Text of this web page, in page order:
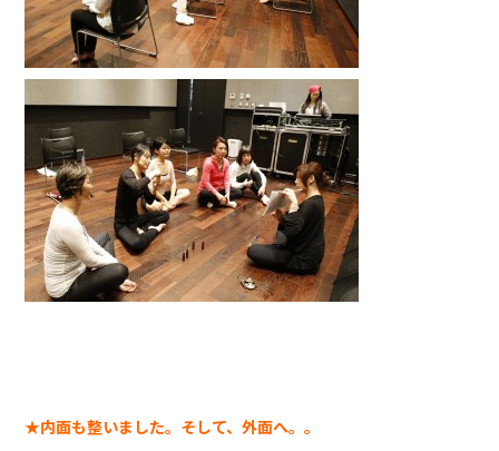
★内面も整いました。そして、外面へ。。